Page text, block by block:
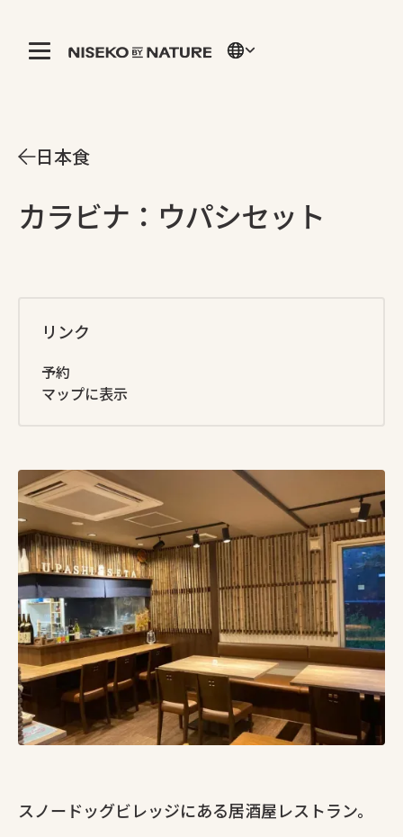
日本食
カラビナ：ウパシセット
リンク
予約
マップに表示
スノードッグビレッジにある居酒屋レストラン。